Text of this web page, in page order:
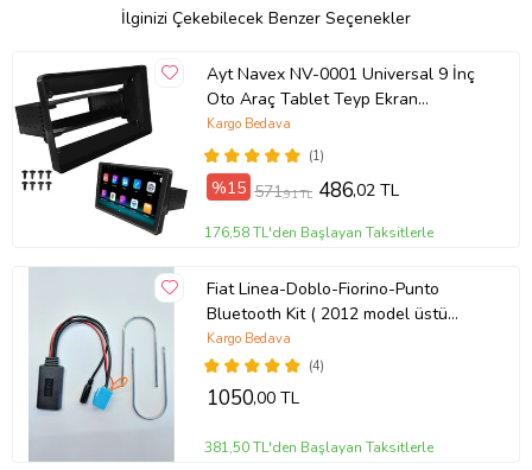
İlginizi Çekebilecek Benzer Seçenekler
Ayt Navex NV-0001 Universal 9 İnç
Oto Araç Tablet Teyp Ekran
Çerçevesi 22.9x13.1 Cm
(1)
Kargo Bedava
%15 571,91 TL 486,02 TL
176,58 TL'den Başlayan Taksitlerle
Fiat Linea-Doblo-Fiorino-Punto
Bluetooth Kit ( 2012 model üstü
araçlar )
(4)
Kargo Bedava
1050,00 TL
381,50 TL'den Başlayan Taksitlerle